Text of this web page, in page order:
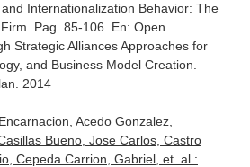
Internationalization Behavior: The
Pag. 85-106. En: Open
Strategic Alliances Approaches for
and Business Model Creation
2014
Acedo Gonzalez,
Bueno, Jose Carlos, Castro
Cepeda Carrion, Gabriel, et. al.: